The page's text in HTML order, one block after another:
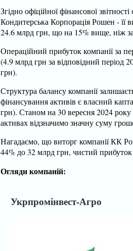
Згідно офіційної фінансової
Кондитерська Корпорація Рошен - її
24.6 млрд грн, що на 15% вище, ніж
Операційний прибуток компанії за
(4.9 млрд грн за відповідний період
грн).
Структура балансу компанії
фінансування активів є власний
грн). Станом на 30 вересня 2024
активах відзначимо значну суму
Нагадаємо, що виторг компанії КК
44% до 32 млрд грн, чистий
Огляди компаній:
Укрпромінвест-Агро